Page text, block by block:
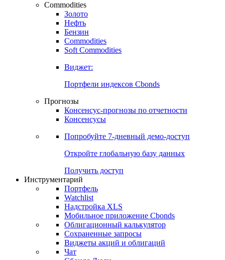
Виджет:
Карта процентных ставок
Commodities
Золото
Бензин
Soft Commodities
Виджет:
Портфели индексов Cbonds
Прогнозы
Консенсусы
Попробуйте7-дневный
Откройте глобальную базу данных
Получить доступ
Инструментарий
Портфель
Watchlist
Надстройка XLS
Мобильное приложение Cbonds